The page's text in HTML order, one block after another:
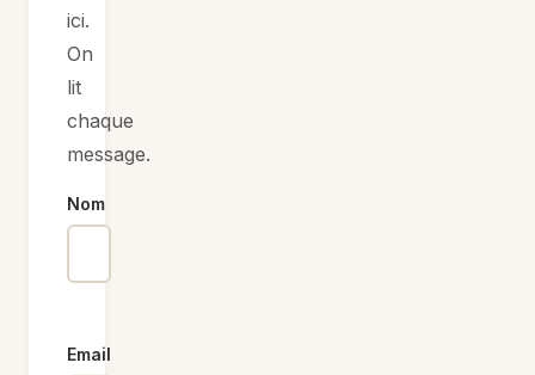
ici.
On
lit
chaque
message.
Nom
Email